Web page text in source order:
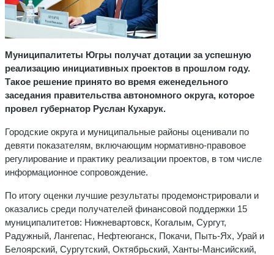
Муниципалитеты Югры получат дотации за успешную
реализацию инициативных проектов в прошлом году.
Такое решение принято во время еженедельного
заседания правительства автономного округа, которое
провел губернатор Руслан Кухарук.
Городские округа и муниципальные районы оценивали по
девяти показателям, включающим нормативно-правовое
регулирование и практику реализации проектов, в том числе
информационное сопровождение.
По итогу оценки лучшие результаты продемонстрировали и
оказались среди получателей финансовой поддержки 15
муниципалитетов: Нижневартовск, Когалым, Сургут,
Радужный, Лангепас, Нефтеюганск, Покачи, Пыть-Ях, Урай и
Белоярский, Сургутский, Октябрьский, Ханты-Мансийский,